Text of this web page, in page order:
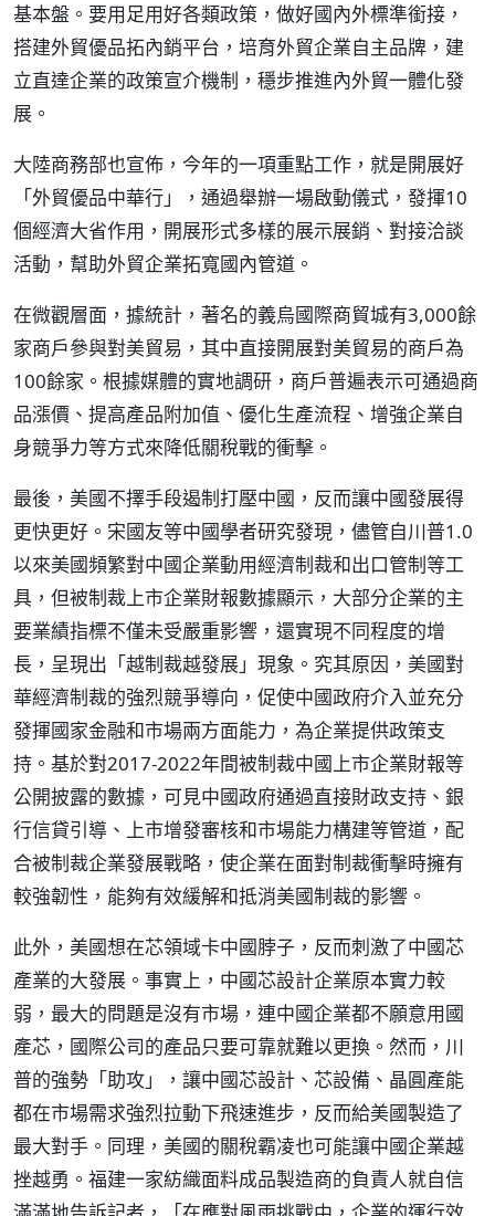
基本盤。要用足用好各類政策，做好國內外標準銜接，
搭建外貿優品拓內銷平台，培育外貿企業自主品牌，建
立直達企業的政策宣介機制，穩步推進內外貿一體化發
展。
大陸商務部也宣佈，今年的一項重點工作，就是開展好
「外貿優品中華行」，通過舉辦一場啟動儀式，發揮10
個經濟大省作用，開展形式多樣的展示展銷、對接洽談
活動，幫助外貿企業拓寬國內管道。
在微觀層面，據統計，著名的義烏國際商貿城有3,000餘
家商戶參與對美貿易，其中直接開展對美貿易的商戶為
100餘家。根據媒體的實地調研，商戶普遍表示可通過商
品漲價、提高產品附加值、優化生產流程、增強企業自
身競爭力等方式來降低關稅戰的衝擊。
最後，美國不擇手段遏制打壓中國，反而讓中國發展得
更快更好。宋國友等中國學者研究發現，儘管自川普1.0
以來美國頻繁對中國企業動用經濟制裁和出口管制等工
具，但被制裁上市企業財報數據顯示，大部分企業的主
要業績指標不僅未受嚴重影響，還實現不同程度的增
長，呈現出「越制裁越發展」現象。究其原因，美國對
華經濟制裁的強烈競爭導向，促使中國政府介入並充分
發揮國家金融和市場兩方面能力，為企業提供政策支
持。基於對2017-2022年間被制裁中國上市企業財報等
公開披露的數據，可見中國政府通過直接財政支持、銀
行信貸引導、上市增發審核和市場能力構建等管道，配
合被制裁企業發展戰略，使企業在面對制裁衝擊時擁有
較強韌性，能夠有效緩解和抵消美國制裁的影響。
此外，美國想在芯領域卡中國脖子，反而刺激了中國芯
產業的大發展。事實上，中國芯設計企業原本實力較
弱，最大的問題是沒有市場，連中國企業都不願意用國
產芯，國際公司的產品只要可靠就難以更換。然而，川
普的強勢「助攻」，讓中國芯設計、芯設備、晶圓產能
都在市場需求強烈拉動下飛速進步，反而給美國製造了
最大對手。同理，美國的關稅霸凌也可能讓中國企業越
挫越勇。福建一家紡織面料成品製造商的負責人就自信